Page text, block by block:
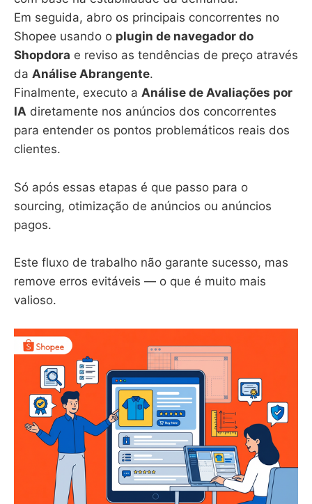
Em seguida, abro os principais concorrentes no
Shopee usando o plugin de navegador do
Shopdora e reviso as tendências de preço através
da Análise Abrangente.
Finalmente, executo a Análise de Avaliações por
IA diretamente nos anúncios dos concorrentes
para entender os pontos problemáticos reais dos
clientes.
Só após essas etapas é que passo para o
sourcing, otimização de anúncios ou anúncios
pagos.
Este fluxo de trabalho não garante sucesso, mas
remove erros evitáveis — o que é muito mais
valioso.